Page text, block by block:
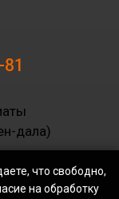
дала)
что свободно,
на обработку